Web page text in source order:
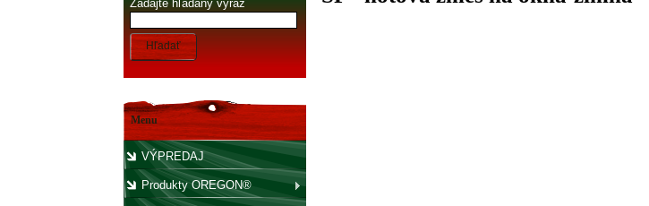
Zadajte hľadaný výraz
Hľadať
Menu
VÝPREDAJ
Produkty OREGON®